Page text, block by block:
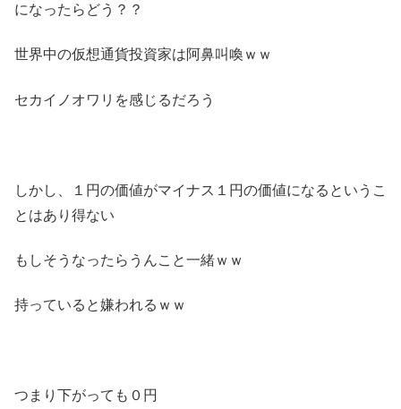
になったらどう？？
世界中の仮想通貨投資家は阿鼻叫喚ｗｗ
セカイノオワリを感じるだろう
しかし、１円の価値がマイナス１円の価値になるというこ
とはあり得ない
もしそうなったらうんこと一緒ｗｗ
持っていると嫌われるｗｗ
つまり下がっても０円